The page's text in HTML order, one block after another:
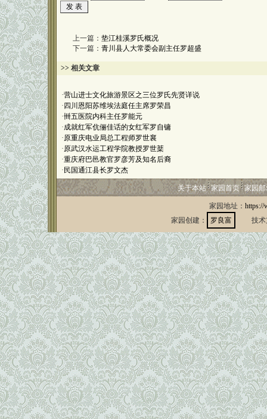
上一篇： 垫江桂溪罗氏概况
下一篇： 青川县人大常委会副主任罗超盛
>> 相关文章
·营山进士文化旅游景区之三位罗氏先贤详说
· 四川恩阳苏维埃法庭任主席罗荣昌
·卌五医院内科主任罗能元
·成就红军伉俪佳话的女红军罗自镛
·原重庆电业局总工程师罗世襄
·原武汉水运工程学院教授罗世棻
·重庆府巴邑教官罗彦芳及知名后裔
· 民国通江县长罗文杰
关于本站 家园首页 家园
家园地址： https://
家园创建：
罗良富 技术